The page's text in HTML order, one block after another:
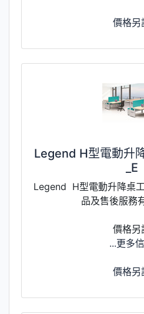
價格另
Legend H型電動升
_E
Legend H型電動升降桌
品及售後服務
價格另
...更多
價格另